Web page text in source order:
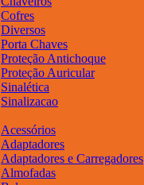
Cofres
Diversos
Porta Chaves
Proteção Antichoque
Proteção Auricular
Sinalética
Sinalizacao
Acessórios
Adaptadores
Adaptadores e Carregadores
Almofadas